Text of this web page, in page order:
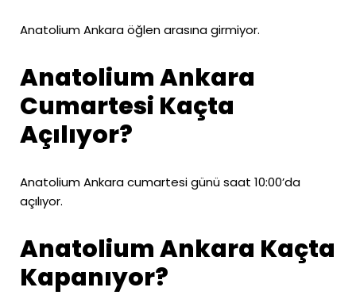
Anatolium Ankara öğlen arasına girmiyor.
Anatolium Ankara
Cumartesi Kaçta
Açılıyor?
Anatolium Ankara cumartesi günü saat 10:00’da
açılıyor.
Anatolium Ankara Kaçta
Kapanıyor?